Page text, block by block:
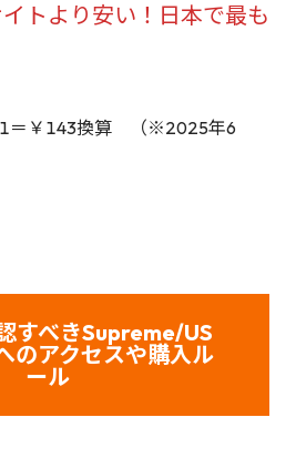
トより安い！日本で最も
＝￥143換算 （※2025年6
すべきSupreme/US
のアクセスや購入ル
ール